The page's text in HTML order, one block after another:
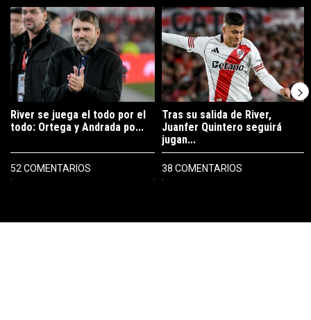
Un artículo de tendencia con el título "River se juega el todo por el
River se juega el todo por el
todo: Ortega y Andrada po...
52 COMENTARIOS
Un artículo de tendencia con el
Tras su salida de River,
Juanfer Quintero seguirá
jugan...
38 COMENTARIOS